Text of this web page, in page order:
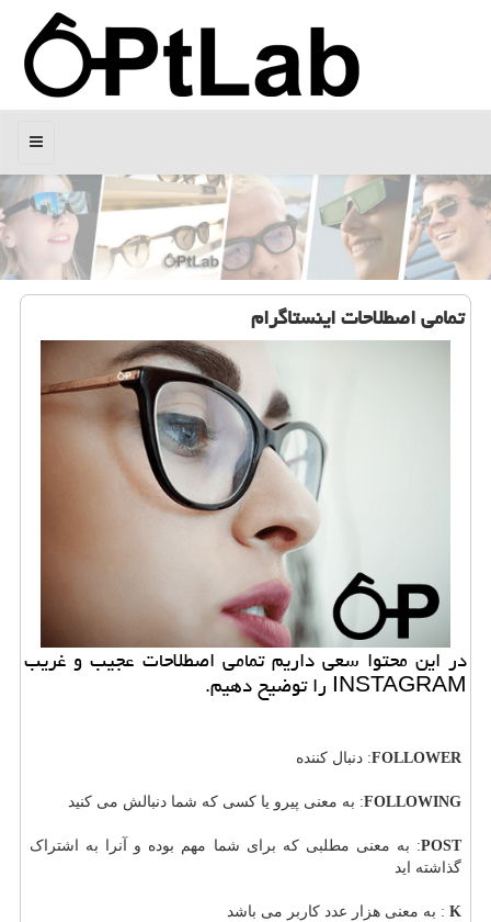
منو
تمامی اصطلاحات اینستاگرام
در این محتوا سعی داریم تمامی اصطلاحات عجیب و غریب
INSTAGRAM را توضیح دهیم.
FOLLOWER: دنبال کننده
FOLLOWING: به معنی پیرو یا کسی که شما دنبالش می کنید
POST: به معنی مطلبی که برای شما مهم بوده و آنرا به اشتراک
گذاشته اید
K : به معنی هزار عدد کاربر می باشد